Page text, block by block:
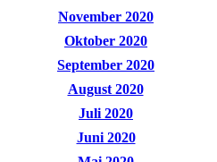
November 2020
Oktober 2020
September 2020
August 2020
Juli 2020
Juni 2020